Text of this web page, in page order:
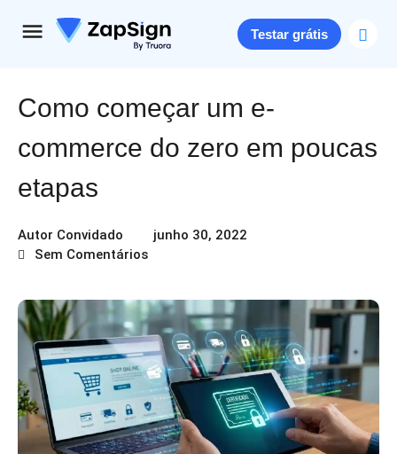
Testar grátis
Como começar um e-
commerce do zero em poucas
etapas
Autor Convidado
junho 30, 2022
Sem Comentários